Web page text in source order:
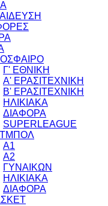
Γ' ΕΘΝΙΚΗ
Α' ΕΡΑΣΙΤΕΧΝΙΚΗ
Β' ΕΡΑΣΙΤΕΧΝΙΚΗ
ΗΛΙΚΙΑΚΑ
ΔΙΑΦΟΡΑ
SUPERLEAGUE
Α1
Α2
ΓΥΝΑΙΚΩΝ
ΗΛΙΚΙΑΚΑ
ΔΙΑΦΟΡΑ